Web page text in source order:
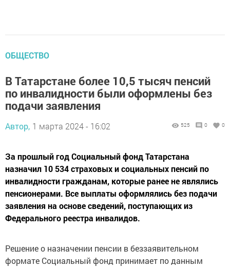
ОБЩЕСТВО
В Татарстане более 10,5 тысяч пенсий
по инвалидности были оформлены без
подачи заявления
Автор, 1 марта 2024 - 16:02 525 0 0
За прошлый год Социальный фонд Татарстана
назначил 10 534 страховых и социальных пенсий по
инвалидности гражданам, которые ранее не являлись
пенсионерами. Все выплаты оформлялись без подачи
заявления на основе сведений, поступающих из
Федерального реестра инвалидов.
Решение о назначении пенсии в беззаявительном
формате Социальный фонд принимает по данным